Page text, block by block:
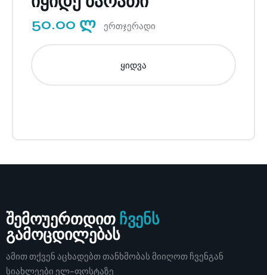
50.00 ლ ერთჯერადი
ყიდვა
შემოუერთდით ჩვენს
გამოცდილებას
ამით თქვენ აცხადებთ თანხმობას მიიღოთ ჩვენგან
სიახლეები ელ-ფოსტაზე